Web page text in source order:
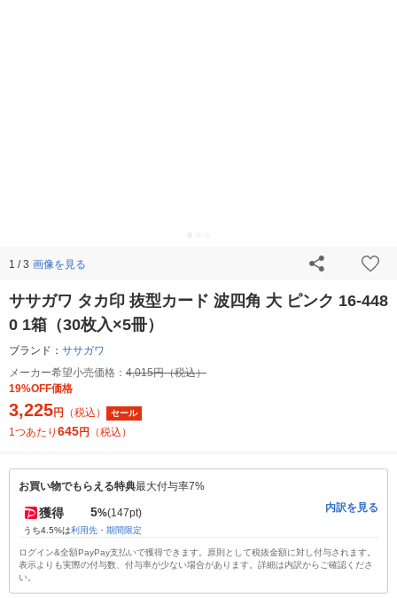
1 / 3 画像を見る
ササガワ タカ印 抜型カード 波四角 大 ピンク 16-448
0 1箱（30枚入×5冊）
ブランド： ササガワ
メーカー希望小売価格： 4,015円（税込）
19%OFF価格
3,225円 （税込） セール
1つあたり 645円 （税込）
お買い物でもらえる特典最大付与率7%
獲得 5%(147pt)
うち4.5%は利用先・期間限定
内訳を見る
ログイン&全額PayPay支払いで獲得できます。原則として税抜金額に対し付与されます。
表示よりも実際の付与数、付与率が少ない場合があります。詳細は内訳からご確認くださ
い。